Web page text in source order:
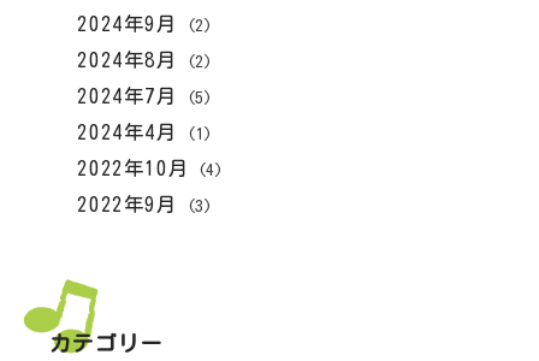
2024年9月 (2)
2024年8月 (2)
2024年7月 (5)
2024年4月 (1)
2022年10月 (4)
2022年9月 (3)
カテゴリー